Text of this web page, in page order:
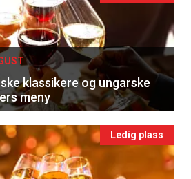
klassikere og ungarske
meny
Ledig plass